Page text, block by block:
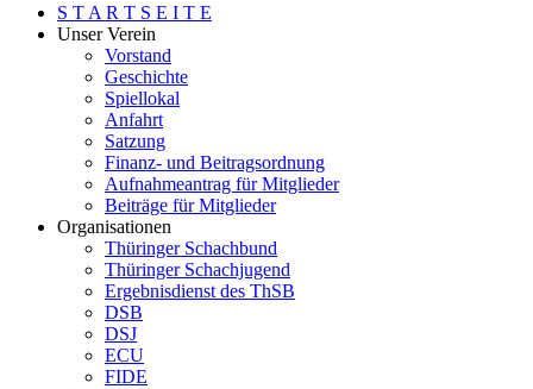
S T A R T S E I T E
Unser Verein
Vorstand
Geschichte
Spiellokal
Anfahrt
Satzung
Finanz- und Beitragsordnung
Aufnahmeantrag für Mitglieder
Beiträge für Mitglieder
Organisationen
Thüringer Schachbund
Thüringer Schachjugend
Ergebnisdienst des ThSB
DSB
DSJ
ECU
FIDE